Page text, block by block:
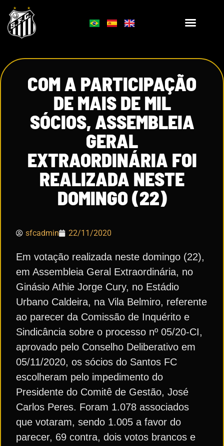
COM A PARTICIPAÇÃO
DE MAIS DE MIL
SÓCIOS, ASSEMBLEIA
GERAL
EXTRAORDINÁRIA FOI
REALIZADA NESTE
DOMINGO (22)
sfcadmin 22/11/2020
Em votação realizada neste domingo (22),
em Assembleia Geral Extraordinária, no
Ginásio Athie Jorge Cury, no Estádio
Urbano Caldeira, na Vila Belmiro, referente
ao parecer da Comissão de Inquérito e
Sindicância sobre o processo nº 05/20-CI,
aprovado pelo Conselho Deliberativo em
05/11/2020, os sócios do Santos FC
escolheram pelo impedimento do
Presidente do Comitê de Gestão, José
Carlos Peres. Foram 1.078 associados
que votaram, sendo 1.005 a favor do
parecer, 69 contra, dois votos brancos e